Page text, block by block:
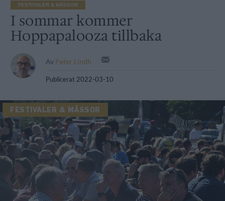
FESTIVALER & MÄSSOR
I sommar kommer
Hoppapalooza tillbaka
Av Peter Lindh
Publicerat 2022-03-10
FESTIVALER & MÄSSOR